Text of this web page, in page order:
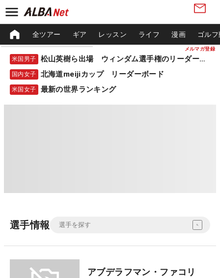
メルマガ登録
全ツアー ギア レッスン ライフ 漫画 ゴル
米国男子 松山英樹ら出場 ウィンダム選手権のリーダーボード
国内女子 北海道meijiカップ リーダーボード
米国女子 最新の世界ランキング
選手情報
アブデラフマン・ファコリ